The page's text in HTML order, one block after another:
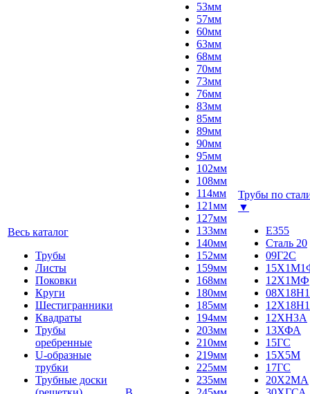
Весь каталог
Трубы
Листы
Поковки
Круги
Шестигранники
Квадраты
Трубы
оребренные
U-образные
трубки
Трубные доски
53мм
57мм
60мм
63мм
68мм
70мм
73мм
76мм
83мм
85мм
89мм
90мм
95мм
102мм
108мм
114мм
121мм
127мм
133мм
140мм
152мм
159мм
168мм
180мм
185мм
194мм
203мм
210мм
219мм
225мм
235мм
Трубы по
▼
E355
Сталь 20
09Г2С
12Х1МФ
12ХН3А
13ХФА
15ГС
15Х5М
17ГС
20Х2МА